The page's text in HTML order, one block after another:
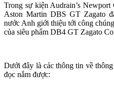
Trong sự kiện Audrain’s
Aston Martin DBS GT Zagato
nước Anh giới thiệu tới công
của siêu phẩm DB4 GT Zagato
Dưới đây là các thông tin về
đọc nắm được: